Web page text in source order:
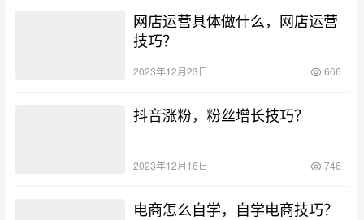
网店运营具体做什么，网店运营
技巧？
2023年12月23日 666
抖音涨粉，粉丝增长技巧？
2023年12月16日 746
电商怎么自学，自学电商技巧？